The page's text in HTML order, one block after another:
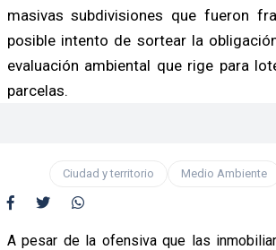
masivas subdivisiones que fueron
posible intento de sortear la
evaluación ambiental que rige para
parcelas.
Ciudad y territorio Medio Ambiente
A pesar de la ofensiva que las